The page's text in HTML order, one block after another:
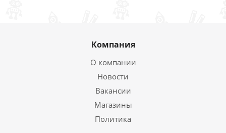
Компания
О компании
Новости
Вакансии
Магазины
Политика